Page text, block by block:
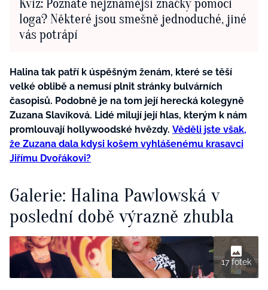
Kvíz: Poznáte nejznámější značky pomocí
loga? Některé jsou smešně jednoduché, jiné
vás potrápí
Halina tak patří k úspěšným ženám, které se těší
velké oblibě a nemusí plnit stránky bulvárních
časopisů. Podobně je na tom její herecká kolegyně
Zuzana Slavíková. Lidé milují její hlas, kterým k nám
promlouvají hollywoodské hvězdy. Věděli jste však,
že Zuzana dala kdysi košem vyhlášenému krasavci
Jiřímu Dvořákovi?
Galerie: Halina Pawlowská v
poslední době výrazně zhubla
17 fotek